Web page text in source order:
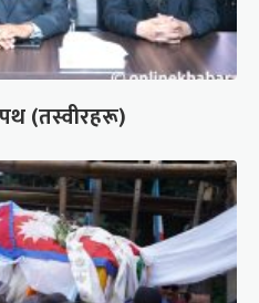
(तस्वीरहरू)